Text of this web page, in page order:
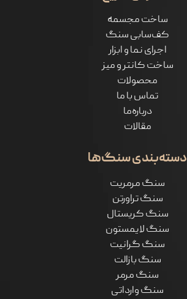
ساخت مجسمه
کف‌سابی سنگ
اجرای نما و ابزار
ساخت کانتر و میز
محصولات
تماس با ما
درباره‌ما
مقالات
دسته‌بندی سنگ‌ها
سنگ مرمریت
سنگ تراورتن
سنگ کریستال
سنگ لایمستون
سنگ گرانیت
سنگ بازالت
سنگ مرمر
سنگ وارداتی